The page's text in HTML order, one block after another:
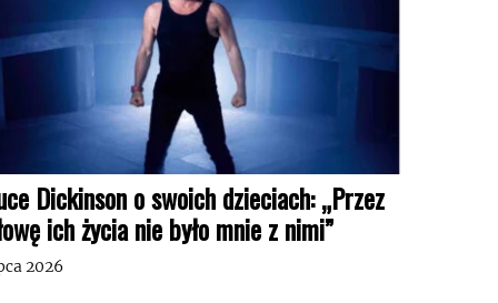
Dickinson o swoich dzieciach: „Przez
ich życia nie było mnie z nimi”
2026